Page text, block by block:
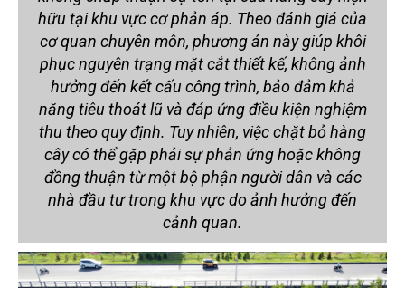
hữu tại khu vực cơ phản áp. Theo đánh giá của
cơ quan chuyên môn, phương án này giúp khôi
phục nguyên trạng mặt cắt thiết kế, không ảnh
hưởng đến kết cấu công trình, bảo đảm khả
năng tiêu thoát lũ và đáp ứng điều kiện nghiệm
thu theo quy định. Tuy nhiên, việc chặt bỏ hàng
cây có thể gặp phải sự phản ứng hoặc không
đồng thuận từ một bộ phận người dân và các
nhà đầu tư trong khu vực do ảnh hưởng đến
cảnh quan.